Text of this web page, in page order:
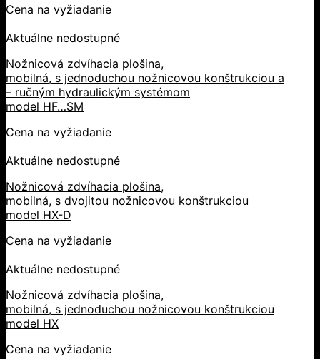
Cena na vyžiadanie
Aktuálne nedostupné
Nožnicová zdvíhacia plošina,
mobilná, s jednoduchou nožnicovou konštrukciou a
– ručným hydraulickým systémom
model HF…SM
Cena na vyžiadanie
Aktuálne nedostupné
Nožnicová zdvíhacia plošina,
mobilná, s dvojitou nožnicovou konštrukciou
model HX-D
Cena na vyžiadanie
Aktuálne nedostupné
Nožnicová zdvíhacia plošina,
mobilná, s jednoduchou nožnicovou konštrukciou
model HX
Cena na vyžiadanie